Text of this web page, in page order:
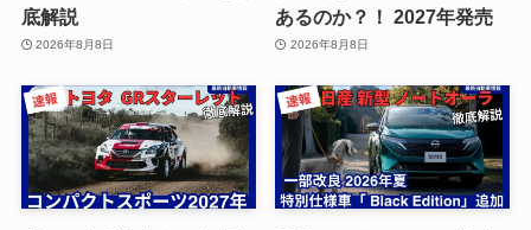
底解説
2026年8月8日
あるのか？！ 2027年発売
2026年8月8日